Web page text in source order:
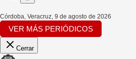
Córdoba, Veracruz 9 de agosto de 2026
VER MÁS PERIÓDICOS
Cerrar